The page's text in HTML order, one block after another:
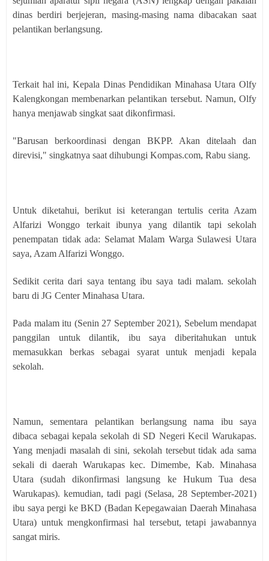
dinas berdiri berjejeran, masing-masing nama dibacakan saat
pelantikan berlangsung.
Terkait hal ini, Kepala Dinas Pendidikan Minahasa Utara Olfy
Kalengkongan membenarkan pelantikan tersebut. Namun, Olfy
hanya menjawab singkat saat dikonfirmasi.
"Barusan berkoordinasi dengan BKPP. Akan ditelaah dan
direvisi," singkatnya saat dihubungi Kompas.com, Rabu siang.
Untuk diketahui, berikut isi keterangan tertulis cerita Azam
Alfarizi Wonggo terkait ibunya yang dilantik tapi sekolah
penempatan tidak ada: Selamat Malam Warga Sulawesi Utara
saya, Azam Alfarizi Wonggo.
Sedikit cerita dari saya tentang ibu saya tadi malam. sekolah
baru di JG Center Minahasa Utara.
Pada malam itu (Senin 27 September 2021), Sebelum mendapat
panggilan untuk dilantik, ibu saya diberitahukan untuk
memasukkan berkas sebagai syarat untuk menjadi kepala
sekolah.
Namun, sementara pelantikan berlangsung nama ibu saya
dibaca sebagai kepala sekolah di SD Negeri Kecil Warukapas.
Yang menjadi masalah di sini, sekolah tersebut tidak ada sama
sekali di daerah Warukapas kec. Dimembe, Kab. Minahasa
Utara (sudah dikonfirmasi langsung ke Hukum Tua desa
Warukapas). kemudian, tadi pagi (Selasa, 28 September-2021)
ibu saya pergi ke BKD (Badan Kepegawaian Daerah Minahasa
Utara) untuk mengkonfirmasi hal tersebut, tetapi jawabannya
sangat miris.